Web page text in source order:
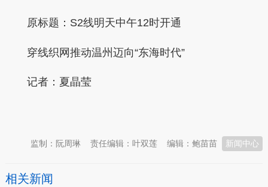
原标题：S2线明天中午12时开通
穿线织网推动温州迈向“东海时代”
记者：夏晶莹
新闻中心
编辑：鲍苗苗
责任编辑：叶双莲
监制：阮周琳
相关新闻